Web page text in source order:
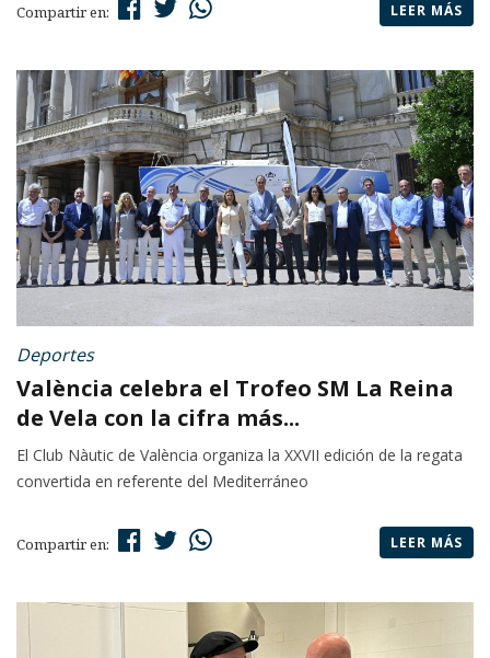
Compartir en: LEER MÁS
Deportes
València celebra el Trofeo SM La Reina
de Vela con la cifra más...
El Club Nàutic de València organiza la XXVII edición de la regata
convertida en referente del Mediterráneo
Compartir en: LEER MÁS